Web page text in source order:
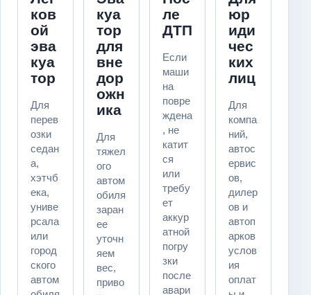
ков
ой
эва
куа
тор
Для
перев
озки
седан
а,
хэтчб
ека,
униве
рсала
или
город
ского
автом
куа
тор
для
вне
дор
ожн
ика
Для
тяжел
ого
автом
обиля
заран
ее
уточн
яем
вес,
приво
ле
ДТП
Если
маши
на
повре
ждена
, не
катит
ся
или
требу
ет
аккур
атной
погру
зки
после
авари
юр
иди
чес
ких
лиц
Для
компа
ний,
автос
ервис
ов,
дилер
ов и
автоп
арков
услов
ия
оплат